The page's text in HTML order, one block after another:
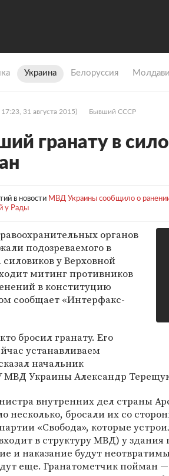
Украина Белоруссия
31 августа 2015) Бывший СССР
гранату в
в новости МВД Украины сообщило о
у Рады
органов
подозреваемого в
у Верховной
митинг противников
в конституцию
сообщает «Интерфакс-
бросил гранату. Его
устанавливаем
начальник
МВД Украины Александр
внутренних дел страны
несколько, бросали их со
«Свобода», которые
в структуру МВД) у здания
и наказание будут
еще. Гранатометчик пойман